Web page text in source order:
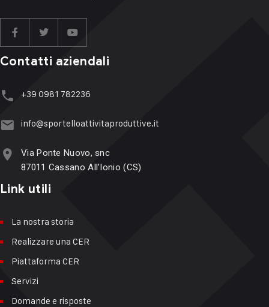
Contatti aziendali
+39 ‭‭0981 782236
info@sportelloattivitaproduttive.it
Via Ponte Nuovo, snc
87011 Cassano All’Ionio (CS)
Link utili
La nostra storia
Realizzare una CER
Piattaforma CER
Servizi
Domande e risposte